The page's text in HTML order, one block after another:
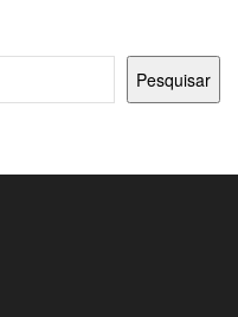
Pesquisar